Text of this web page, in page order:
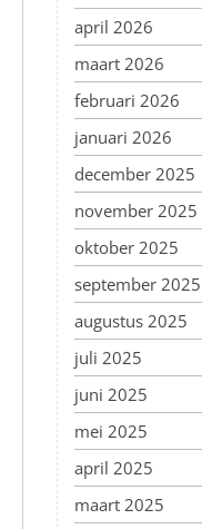
april 2026
maart 2026
februari 2026
januari 2026
december 2025
november 2025
oktober 2025
september 2025
augustus 2025
juli 2025
juni 2025
mei 2025
april 2025
maart 2025